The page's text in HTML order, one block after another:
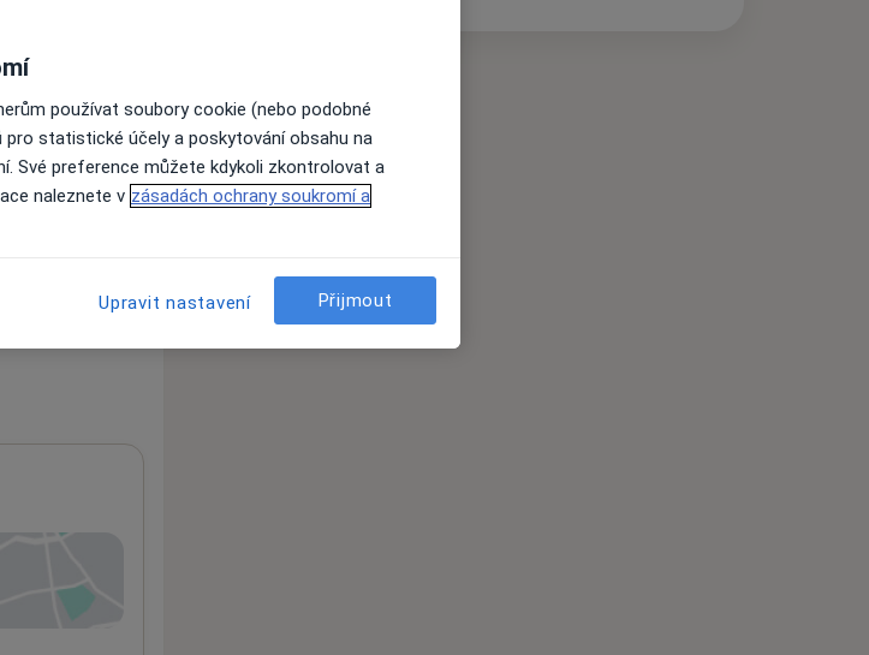
používat soubory cookie (nebo podobné
statistické účely a poskytování obsahu na
Své preference můžete kdykoli zkontrolovat a
naleznete v zásadách ochrany soukromí a
Upravit nastavení Přijmout